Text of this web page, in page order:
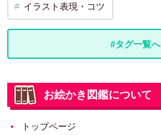
イラスト表現・コツ
#タグ一覧へ
お絵かき図鑑について
トップページ